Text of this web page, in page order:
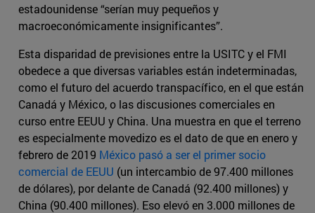
estadounidense “serían muy pequeños y
macroeconómicamente insignificantes”.
Esta disparidad de previsiones entre la USITC y el FMI
obedece a que diversas variables están indeterminadas,
como el futuro del acuerdo transpacífico, en el que están
Canadá y México, o las discusiones comerciales en
curso entre EEUU y China. Una muestra en que el terreno
es especialmente movedizo es el dato de que en enero y
febrero de 2019 México pasó a ser el primer socio
comercial de EEUU (un intercambio de 97.400 millones
de dólares), por delante de Canadá (92.400 millones) y
China (90.400 millones). Eso elevó en 3.000 millones de